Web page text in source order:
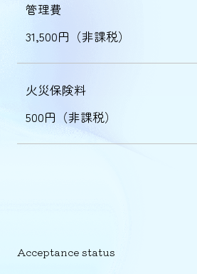
管理費
31,500円（非課税）
火災保険料
500円（非課税）
Acceptance status